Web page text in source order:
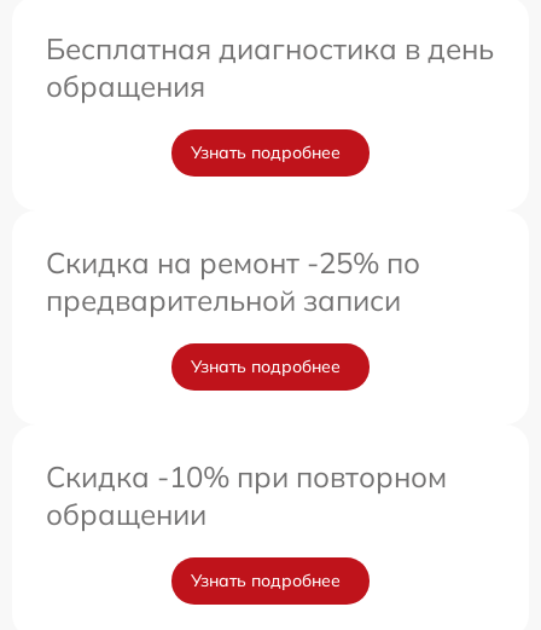
Бесплатная диагностика в день
обращения
Узнать подробнее
Скидка на ремонт -25% по
предварительной записи
Узнать подробнее
Скидка -10% при повторном
обращении
Узнать подробнее